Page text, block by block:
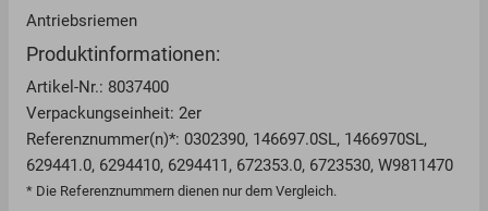
Antriebsriemen
Produktinformationen:
Artikel-Nr.: 8037400
Verpackungseinheit: 2er
Referenznummer(n)*: 0302390, 146697.0SL, 1466970SL,
629441.0, 6294410, 6294411, 672353.0, 6723530, W9811470
* Die Referenznummern dienen nur dem Vergleich.